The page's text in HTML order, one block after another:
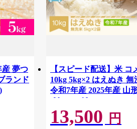
産 夢つ
ランド
【スピード配送】米 コ
10kg 5kg×2 はえぬき 無
令和7年産 2025年産 山
tf-hamxa10
13,500 円